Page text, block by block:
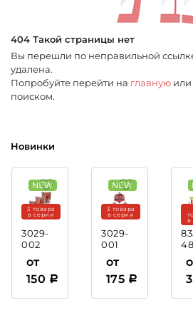
404 Такой страницы нет
Вы перешли по неправильной
удалена.
Попробуйте перейти на главную или
поиском.
Новинки
3029-
002
медаль
Хоккей
место
3 товара
в серии
от
150
3029-
001
медаль
Бокс
место
3 товара
в серии
от
175
в